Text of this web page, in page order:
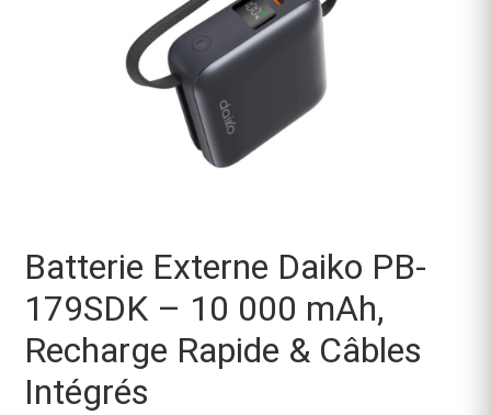
Batterie Externe Daiko PB-
179SDK – 10 000 mAh,
Recharge Rapide & Câbles
Intégrés